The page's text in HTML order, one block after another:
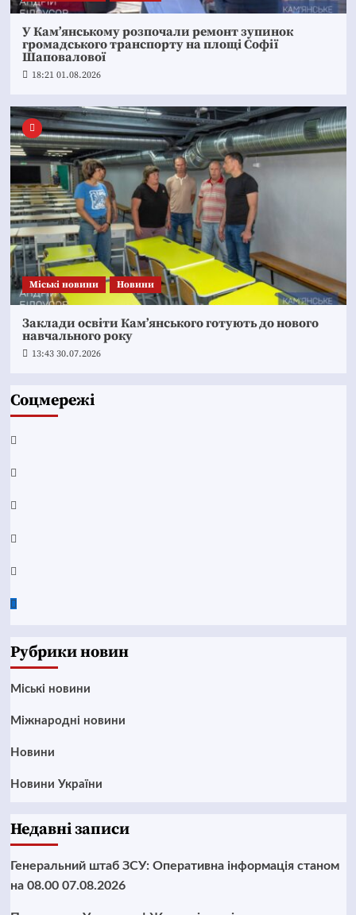
У Кам’янському розпочали ремонт зупинок
громадського транспорту на площі Софії
Шаповалової
18:21 01.08.2026
Mіські новини Новини
Заклади освіти Кам’янського готують до нового
навчального року
13:43 30.07.2026
Соцмережі
Facebook
YouTube
Telegram
Instagram
Twitter
Google
Рубрики новин
Mіські новини
Міжнародні новини
Новини
Новини України
Недавні записи
Генеральний штаб ЗСУ: Оперативна інформація станом
на 08.00 07.08.2026